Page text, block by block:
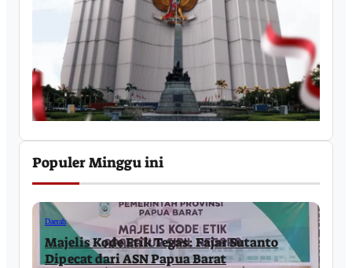
Populer Minggu ini
Daerah
Majelis Kode Etik Tegas: Fajar Sutanto
Dipecat dari ASN Papua Barat